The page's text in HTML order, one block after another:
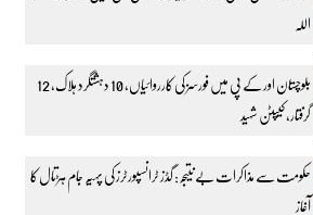
اللہ
بلوچستان اور کے پی میں فورسز کی کارروائیاں، 10 دہشتگرد ہلاک، 12
گرفتار، کیپٹن شہید
حکومت سے مذاکرات بے نتیجہ: گڈز ٹرانسپورٹرز کی پہیہ جام ہڑتال کا
آغاز